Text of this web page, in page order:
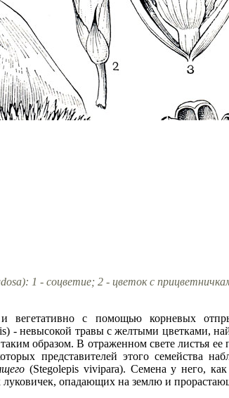
1 - соцветие; 2 - цветок с
и вегетативно с помощью корневых
- невысокой травы с желтыми цветками,
образом. В отраженном свете листья
представителей этого семейства
(Stegolepis vivipara). Семена у него,
опадающих на землю и